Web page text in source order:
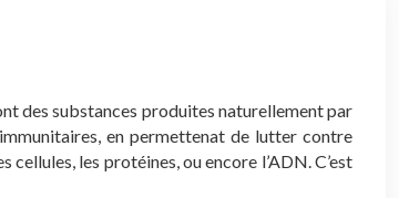
des substances produites naturellement par
en permettenat de lutter contre
les protéines, ou encore l’ADN. C’est